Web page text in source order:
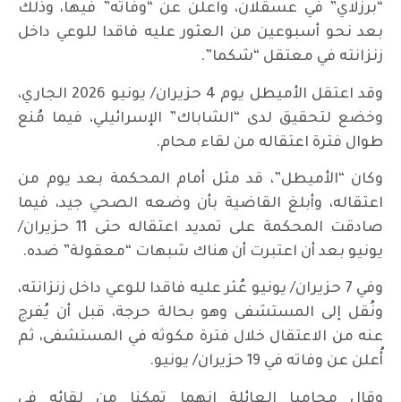
“برزلاي” في عسقلان، واُعلن عن “وفاته” فيها، وذلك
بعد نحو أسبوعين من العثور عليه فاقدا للوعي داخل
زنزانته في معتقل “شكما”.
وقد اعتقل الأميطل يوم 4 حزيران/ يونيو 2026 الجاري،
وخضع لتحقيق لدى “الشاباك” الإسرائيلي، فيما مُنع
طوال فترة اعتقاله من لقاء محام.
وكان “الأميطل”، قد مثل أمام المحكمة بعد يوم من
اعتقاله، وأبلغ القاضية بأن وضعه الصحي جيد، فيما
صادقت المحكمة على تمديد اعتقاله حتى 11 حزيران/
يونيو بعد أن اعتبرت أن هناك شبهات “معقولة” ضده.
وفي 7 حزيران/ يونيو عُثر عليه فاقدا للوعي داخل زنزانته،
ونُقل إلى المستشفى وهو بحالة حرجة، قبل أن يُفرج
عنه من الاعتقال خلال فترة مكوثه في المستشفى، ثم
أُعلن عن وفاته في 19 حزيران/ يونيو.